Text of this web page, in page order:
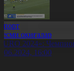
оқиғалар
2024»:
16:00